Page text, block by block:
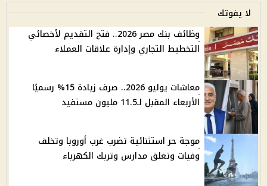
لا يفوتك
وظائف بنك مصر 2026.. فتح التقديم لأخصائي
التخطيط التجاري وإدارة علاقات العملاء
معاشات يوليو 2026.. صرف زيادة 15% رسميًا
الأربعاء المقبل لـ11.5 مليون مستفيد
موجة حر استثنائية تضرب غرب أوروبا وتخلف
وفيات وتغلق مدارس وتربك الكهرباء